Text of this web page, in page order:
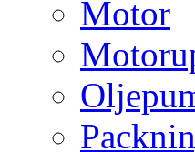
Motor